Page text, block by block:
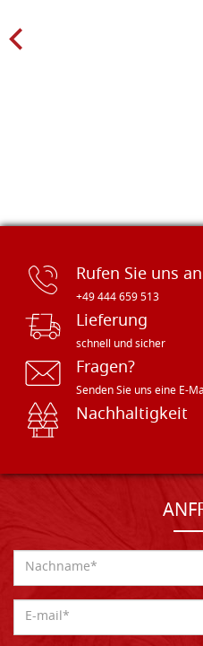
Rufen Sie uns an
+49 444 659 513
Lieferung
schnell und sicher
Fragen?
Senden Sie uns eine E-
Nachhaltigkeit